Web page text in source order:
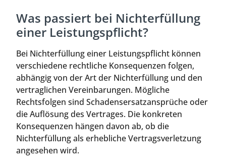
Was passiert bei Nichterfüllung
einer Leistungspflicht?
Bei Nichterfüllung einer Leistungspflicht können
verschiedene rechtliche Konsequenzen folgen,
abhängig von der Art der Nichterfüllung und den
vertraglichen Vereinbarungen. Mögliche
Rechtsfolgen sind Schadensersatzansprüche oder
die Auflösung des Vertrages. Die konkreten
Konsequenzen hängen davon ab, ob die
Nichterfüllung als erhebliche Vertragsverletzung
angesehen wird.